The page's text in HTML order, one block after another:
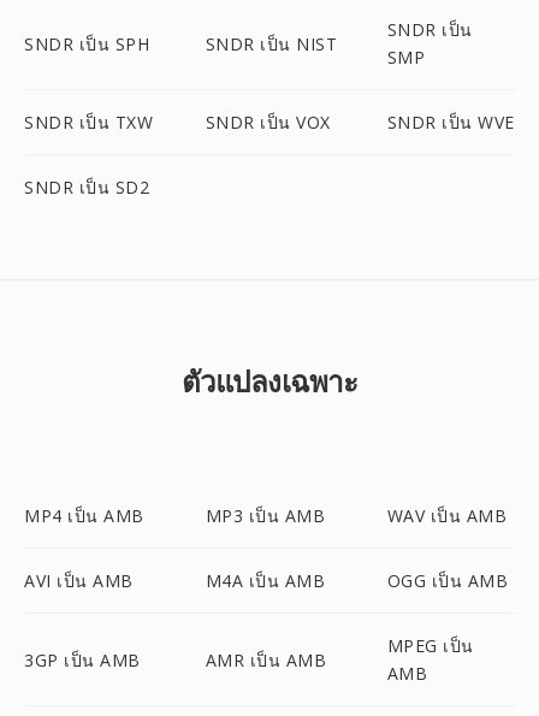
SNDR เป็น SPH SNDR เป็น NIST
SNDR เป็น
SMP
SNDR เป็น TXW SNDR เป็น VOX SNDR เป็น WVE
SNDR เป็น SD2
ตัวแปลงเฉพาะ
MP4 เป็น AMB MP3 เป็น AMB WAV เป็น AMB
AVI เป็น AMB M4A เป็น AMB OGG เป็น AMB
3GP เป็น AMB AMR เป็น AMB
MPEG เป็น
AMB